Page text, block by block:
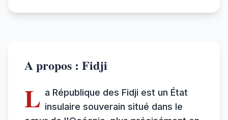
A propos : Fidji
L a République des Fidji est un État
insulaire souverain situé dans le